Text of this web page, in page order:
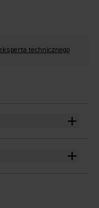
technicznego